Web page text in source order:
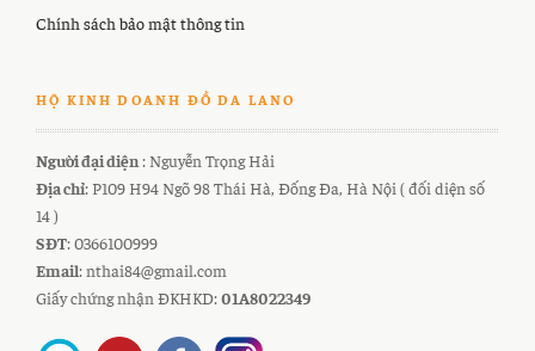
Chính sách bảo mật thông tin
HỘ KINH DOANH ĐỒ DA LANO
Người đại diện : Nguyễn Trọng Hải
Địa chỉ: P109 H94 Ngõ 98 Thái Hà, Đống Đa, Hà Nội ( đối diện số
14 )
SĐT: 0366100999
Email: nthai84@gmail.com
Giấy chứng nhận ĐKHKD:01A8022349